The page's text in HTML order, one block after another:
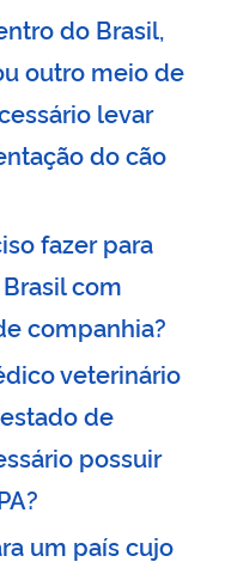
do Brasil,
outro meio de
levar
do cão
fazer para
com
companhia?
veterinário
de
possuir
um país cujo